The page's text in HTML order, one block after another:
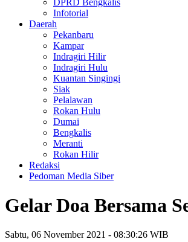
Infotorial
Daerah
Pekanbaru
Kampar
Indragiri Hilir
Indragiri Hulu
Kuantan Singingi
Siak
Pelalawan
Rokan Hulu
Dumai
Bengkalis
Meranti
Rokan Hilir
Redaksi
Pedoman Media Siber
Gelar Doa Bersama
Sabtu, 06 November 2021 - 08:30:26 WIB